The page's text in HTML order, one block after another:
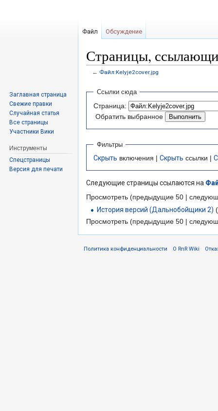
Страницы,
← Файл:Kelyje2cover.jpg
Перейти
навигации
Перейти
поиску
Ссылки сюда
Страница:
Обратить выбранное
Фильтры
Скрыть включения | Скрыть ссылки |
Следующие страницы ссылаются на
Просмотреть (предыдущие 50 |
История версий (Дальнобойщики 2)
Просмотреть (предыдущие 50 |
Файл Обсуждение
Заглавная страница
Свежие правки
Случайная статья
Все страницы
Участники Вики
Инструменты
Спецстраницы
Версия для печати
Политика конфиденциальности О RnR Wiki